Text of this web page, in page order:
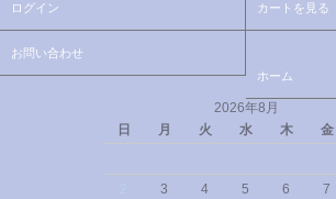
ログイン カートを見る
お問い合わせ
ホーム
2026年8月
日
月 火 水 木 金
3 4 5 6 7